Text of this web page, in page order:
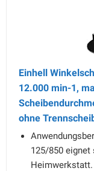
Einhell
12.000 min-1,
ohne
125/850